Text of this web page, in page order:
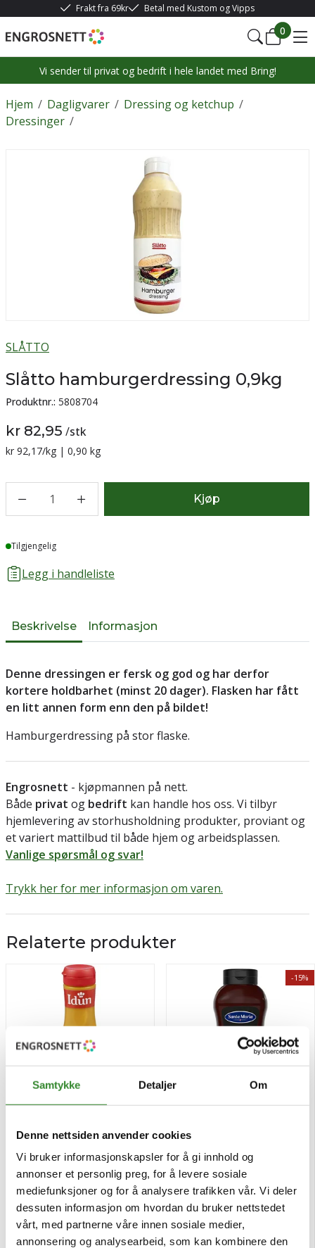
Samtykke Detaljer Om
Denne nettsiden anvender cookies
Vi bruker informasjonskapsler for å gi innhold og
annonser et personlig preg, for å levere sosiale
mediefunksjoner og for å analysere trafikken vår. Vi deler
dessuten informasjon om hvordan du bruker nettstedet
vårt, med partnerne våre innen sosiale medier,
annonsering og analysearbeid, som kan kombinere den
Frakt fra 69kr Betal med Kustom og Vipps
0
Vi sender til privat og bedrift i hele landet med Bring!
/
Hjem /
Dagligvarer /
Dressing og ketchup
/
Dressinger
SLÅTTO
Slåtto hamburgerdressing 0,9kg
Produktnr.: 5808704
kr 82,95 /stk
Sammenligning pris:
kr 92,17/kg | 0,90 kg
1 Kjøp
Lager
Tilgjengelig
Legg i handleliste
Beskrivelse Informasjon
Denne dressingen er fersk og god og har derfor
kortere holdbarhet (minst 20 dager). Flasken har fått
en litt annen form enn den på bildet!
Hamburgerdressing på stor flaske.
Engrosnett - kjøpmannen på nett.
Både privat og bedrift kan handle hos oss. Vi tilbyr
hjemlevering av storhusholdning produkter, proviant og
et variert mattilbud til både hjem og arbeidsplassen.
Vanlige spørsmål og svar!
Trykk her for mer informasjon om varen.
Relaterte produkter
Ravigottesaus 285g
Pris
kr 28,96 /stk
Kjøp
-15%
South african braai style
bbq sauce 1060g
Pris
kr 105,93 /stk